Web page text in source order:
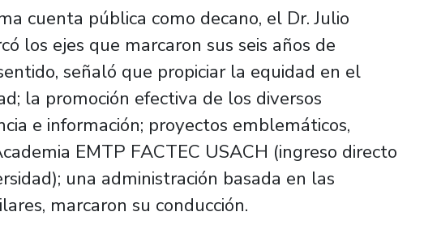
cuenta pública como decano, el Dr. Julio
los ejes que marcaron sus seis años de
señaló que propiciar la equidad en el
la promoción efectiva de los diversos
e información; proyectos emblemáticos,
EMTP FACTEC USACH (ingreso directo
una administración basada en las
marcaron su conducción.